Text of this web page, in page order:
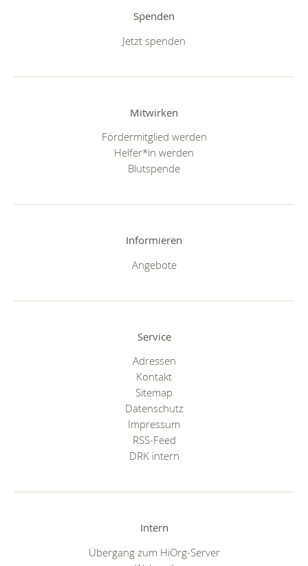
Spenden
Jetzt spenden
Mitwirken
Fördermitglied werden
Helfer*in werden
Blutspende
Informieren
Angebote
Service
Adressen
Kontakt
Sitemap
Datenschutz
Impressum
RSS-Feed
DRK intern
Intern
Übergang zum HiOrg-Server